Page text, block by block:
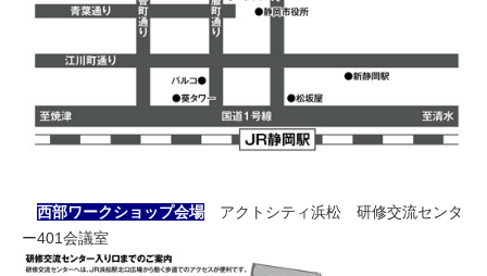
西部ワークショップ会場 アクトシティ浜松 研修交流センタ
ー401会議室